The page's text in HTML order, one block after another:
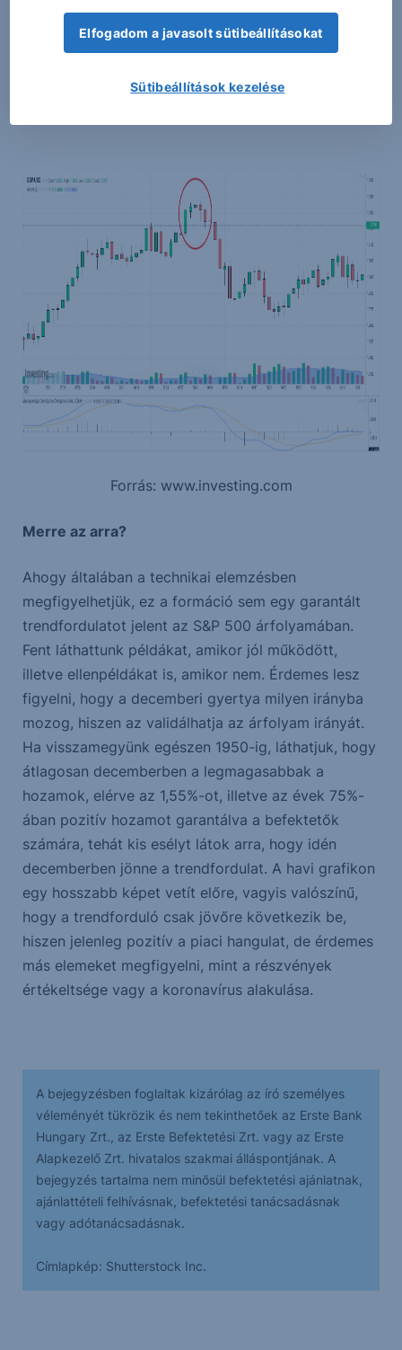
medvék visszanyomták az árat a nyitó árfolyam alá,
kialakítva a hullócsillag gyertyát. Itt bekövetkezett
miután ismét elkezdett emelkedni az árfolyam.
Forrás: www.investing.com
Merre az arra?
Ahogy általában a technikai elemzésben
megfigyelhetjük, ez a formáció sem egy garantált
trendfordulatot jelent az S&P 500 árfolyamában.
Fent láthattunk példákat, amikor jól működött,
illetve ellenpéldákat is, amikor nem. Érdemes lesz
figyelni, hogy a decemberi gyertya milyen irányba
mozog, hiszen az validálhatja az árfolyam irányát.
Ha visszamegyünk egészen 1950-ig, láthatjuk, hogy
átlagosan decemberben a legmagasabbak a
hozamok, elérve az 1,55%-ot, illetve az évek 75%-
ában pozitív hozamot garantálva a befektetők
számára, tehát kis esélyt látok arra, hogy idén
decemberben jönne a trendfordulat. A havi grafikon
egy hosszabb képet vetít előre, vagyis valószínű,
hogy a trendforduló csak jövőre következik be,
hiszen jelenleg pozitív a piaci hangulat, de érdemes
más elemeket megfigyelni, mint a részvények
értékeltsége vagy a koronavírus alakulása.
A bejegyzésben foglaltak kizárólag az író személyes
véleményét tükrözik és nem tekinthetőek az Erste Bank
Hungary Zrt., az Erste Befektetési Zrt. vagy az Erste
Alapkezelő Zrt. hivatalos szakmai álláspontjának. A
bejegyzés tartalma nem minősül befektetési ajánlatnak,
ajánlattételi felhívásnak, befektetési tanácsadásnak
vagy adótanácsadásnak.
Címlapkép: Shutterstock Inc.
Elfogadom a javasolt sütibeállításokat
Sütibeállítások kezelése